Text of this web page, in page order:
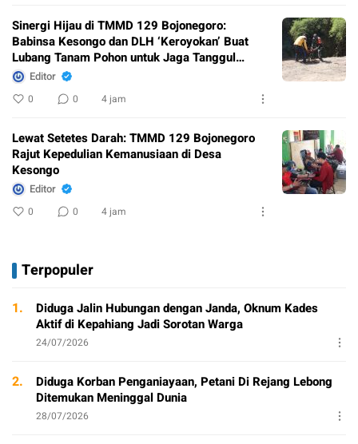
Sinergi Hijau di TMMD 129 Bojonegoro:
Babinsa Kesongo dan DLH ‘Keroyokan’ Buat
Lubang Tanam Pohon untuk Jaga Tanggul
Sungai
Editor
0 0 4 jam
Lewat Setetes Darah: TMMD 129 Bojonegoro
Rajut Kepedulian Kemanusiaan di Desa
Kesongo
Editor
0 0 4 jam
Terpopuler
1.
Diduga Jalin Hubungan dengan Janda, Oknum Kades
Aktif di Kepahiang Jadi Sorotan Warga
24/07/2026
2.
Diduga Korban Penganiayaan, Petani Di Rejang Lebong
Ditemukan Meninggal Dunia
28/07/2026